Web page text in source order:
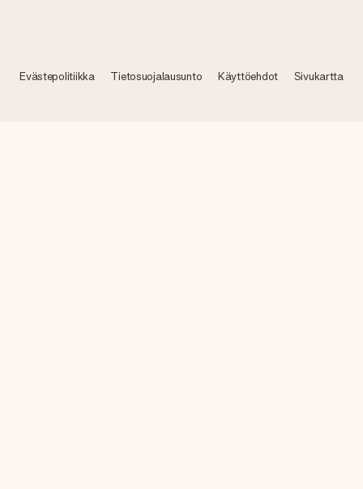
Evästepolitiikka Tietosuojalausunto Käyttöehdot Sivukartta